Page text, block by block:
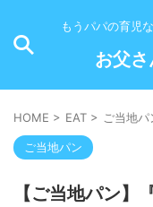
もうパパの育児
お父
HOME > EAT > ご当地パ
ご当地パン
【ご当地パン】